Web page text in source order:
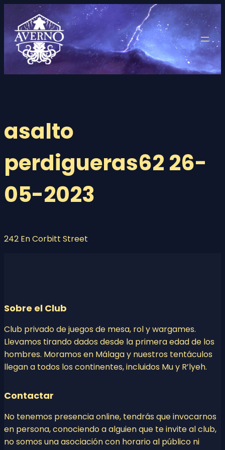
contenido
asalto
perdigueras62 26-
05-2023
242 En Corbitt Street
Sobre el Club
Club privado de juegos de mesa, rol y wargames.
Llevamos tirando dados desde la primera edad de los
hombres. Moramos en Málaga y nuestros tentáculos
llegan a todos los continentes, incluidos Mu y R’lyeh.
Contactar
No tenemos presencia online, tendrás que invocarnos
en persona, conociendo a alguien que te invite al club,
no somos una asociación con horario al público ni